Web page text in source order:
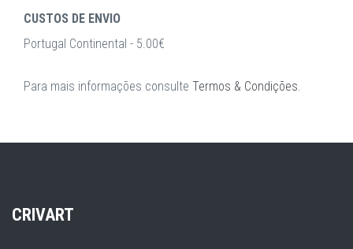
CUSTOS DE ENVIO
Portugal Continental - 5.00€
Para mais informações consulte Termos & Condições.
CRIVART